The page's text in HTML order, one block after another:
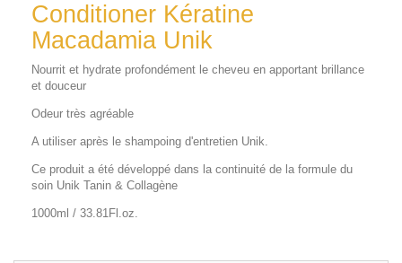
Conditioner Kératine
Macadamia Unik
Nourrit et hydrate profondément le cheveu en apportant brillance
et douceur
Odeur très agréable
A utiliser après le shampoing d'entretien Unik.
Ce produit a été développé dans la continuité de la formule du
soin Unik Tanin & Collagène
1000ml / 33.81Fl.oz.